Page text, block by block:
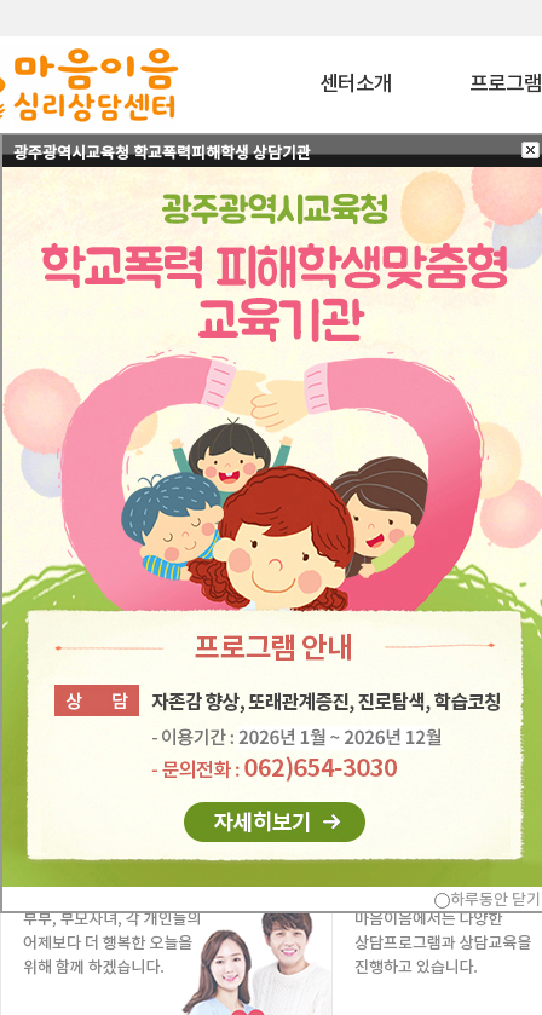
센터소개
마음이음은?
내부소개
비젼
이용안내
찾아오시는길
프로그램
상담 프로그
치료 프로그
상담교육 프로
특화 프로그
심리평가 프로
사회공헌 프로
바우처 프로
특수교육대상자
협력기관
협력기관
광주광역시교육청 학교폭력피해학생 상담기관
하루동안 닫기